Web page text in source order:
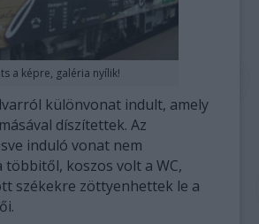
a képre, galéria nyílik!
különvonat indult, amely
díszítettek. Az
induló vonat nem
koszos volt a WC,
székekre zöttyenhettek le a